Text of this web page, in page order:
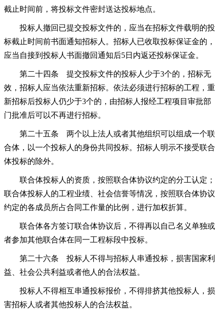
截止时间前，将投标文件密封送达投标地点。
投标人撤回已提交投标文件的，应当在招标文件载明的投
标截止时间前书面通知招标人。招标人已收取投标保证金的，
应当自接到投标人书面撤回通知后5日内返还投标保证金。
第二十四条 提交投标文件的投标人少于3个的，招标无
效，招标人应当依法重新招标。依法必须进行招标的工程，重
新招标后投标人仍少于3个的，由招标人报经工程项目审批部
门批准后可以不再进行招标。
第二十五条 两个以上法人或者其他组织可以组成一个联
合体，以一个投标人的身份共同投标。招标人明示不接受联合
体投标的除外。
联合体投标人的资质，按照联合体协议约定的分工认定；
联合体投标人的工程业绩、社会信誉等情况，按照联合体协议
约定的各成员所占合同工作量的比例，进行加权折算。
联合体各方签订联合体协议后，不得再以自己名义单独或
者参加其他联合体在同一工程标段中投标。
第二十六条 投标人不得与招标人串通投标，损害国家利
益、社会公共利益或者他人的合法权益。
投标人不得相互串通投标报价，不得排挤其他投标人，损
害招标人或者其他投标人的合法权益。